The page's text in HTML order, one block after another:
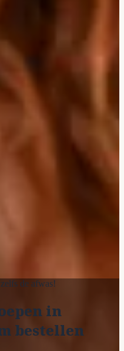
de afwas!
in
bestellen